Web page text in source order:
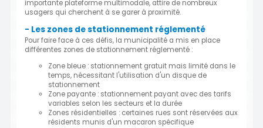
importante plateforme multimodale, attire de nombreux
usagers qui cherchent à se garer à proximité.
- Les zones de stationnement réglementé
Pour faire face à ces défis, la municipalité a mis en place
différentes zones de stationnement réglementé :
Zone bleue : stationnement gratuit mais limité dans le
temps, nécessitant l'utilisation d'un disque de
stationnement
Zone payante : stationnement payant avec des tarifs
variables selon les secteurs et la durée
Zones résidentielles : certaines rues sont réservées aux
résidents munis d'un macaron spécifique